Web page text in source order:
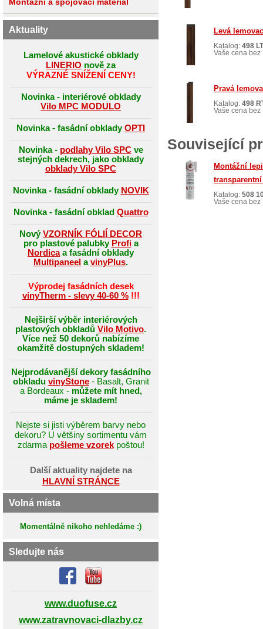
Levá
Katalog: 498
Vaše cena bez
Pravá
Katalog: 498
Vaše cena bez
Související
Montážní
Katalog: 508
Vaše cena bez
Montážní a spojovací materiál
Aktuality
Lamelové akustické obklady
LINERIO nově za
VÝRAZNÉ SNÍŽENÍ CENY!
Novinka - interiérové obklady
Vilo MPC MODULO
Novinka - fasádní obklady OPTI
Novinka - podlahy Vilo SPCve
stejných dekrech, jako obklady
obklady Vilo SPC
Novinka - fasádní obklady NOVIK
Novinka - fasádní obklad Quattro
Nový VZORNÍK FÓLIÍ DECOR
pro plastové palubky Profia
Nordicaa fasádní obklady
Multipaneel avinyPlus.
Výprodej fasádních desek
vinyTherm - slevy 40-60 %!!!
Nejširší výběr interiérových
plastových obkladů Vilo Motivo.
Více než 50 dekorů nabízíme
okamžitě dostupných skladem!
Nejprodávanější dekory fasádního
obkladu vinyStone- Basalt, Granit
a Bordeaux - můžete mít hned,
máme je skladem!
Nejste si jisti výběrem barvy nebo
dekoru? U většiny sortimentu vám
zdarma pošleme vzorekpoštou!
Další aktuality najdete na
HLAVNÍ STRÁNCE
Volná místa
Momentálně nikoho nehledáme :)
Sledujte nás
www.duofuse.cz
www.zatravnovaci-dlazby.cz